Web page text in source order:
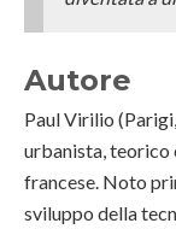
Autore
Paul Virilio
urbanista, teorico
francese. Noto
sviluppo della